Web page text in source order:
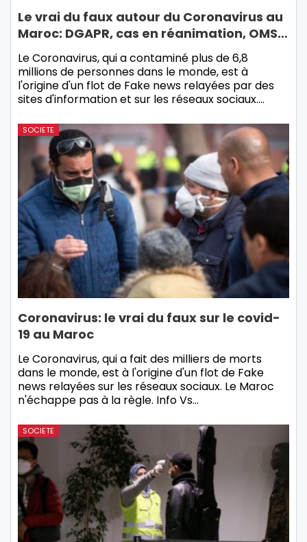
Le vrai du faux autour du Coronavirus au
Maroc: DGAPR, cas en réanimation, OMS…
Le Coronavirus, qui a contaminé plus de 6,8
millions de personnes dans le monde, est à
l'origine d'un flot de Fake news relayées par des
sites d'information et sur les réseaux sociaux.…
SOCIETE
Coronavirus: le vrai du faux sur le covid-
19 au Maroc
Le Coronavirus, qui a fait des milliers de morts
dans le monde, est à l'origine d'un flot de Fake
news relayées sur les réseaux sociaux. Le Maroc
n'échappe pas à la règle. Info Vs…
SOCIETE